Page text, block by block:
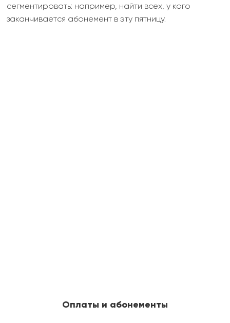
сегментировать: например, найти всех, у кого
заканчивается абонемент в эту пятницу.
Оплаты и абонементы